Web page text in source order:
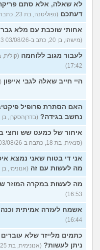
לא שאלה, אלא סתם
דעתכם (נפוליטנה, בת 23, כתבה ב-03/08/26 18:04)
אחותי שוכבת עם מלא
(מישהו, בן 20, כתב ב-03/08/26 17:53)
לעבור מגוב ללוחמה
17:42)
היי חייב שאלה לגבי אייפון
האם הסתרת פרופיל
נחשב בגידה? (בדרןהסקרן, בן 33, כתב ב-03/08/26 17:24)
איחור של כמעט שש וחצי
(סנאית, בת 18, כתבה ב-03/08/26 17:13)
אני די בטוח שאני נמצא
מה לעשות עם זה (אנונימי, בן 18, כתב ב-03/08/26 17:02)
מה לעשות במקרה המוזר
16:53)
אשמח לעזרה אמיתית וכנה
16:44)
כתמים מלייזר שלא עוברים
ניתן לעשות? (אנונימית, בת 25, כתבה ב-03/08/26 16:33)